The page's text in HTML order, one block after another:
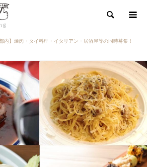
検索
内】焼肉・タイ料理・イタリアン・居酒屋等の同時募集！